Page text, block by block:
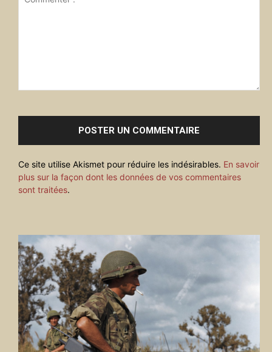
Ce site utilise Akismet pour réduire les indésirables. En savoir
plus sur la façon dont les données de vos commentaires
sont traitées.